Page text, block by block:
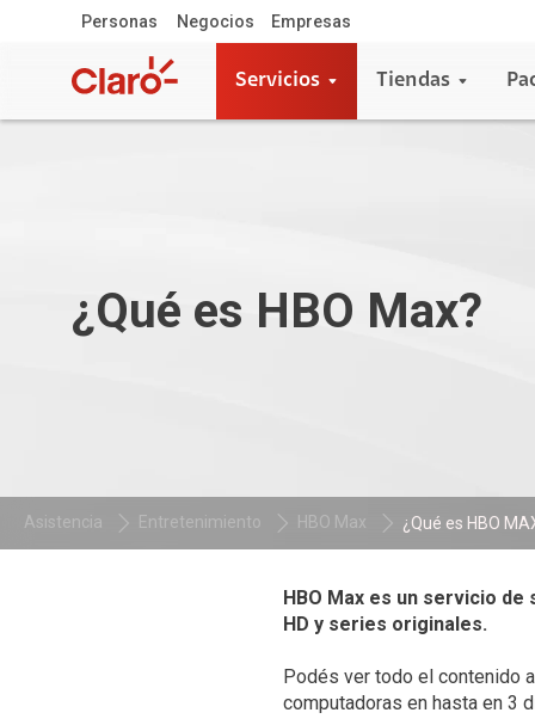
Personas Negocios Empresas
Servicios Tiendas
¿Qué es HBO Max?
Asistencia Entretenimiento HBO Max ¿Qué es HBO
HBO Max es un servicio
HD y series originales.
Podés ver todo el contenido
computadoras en hasta en 3